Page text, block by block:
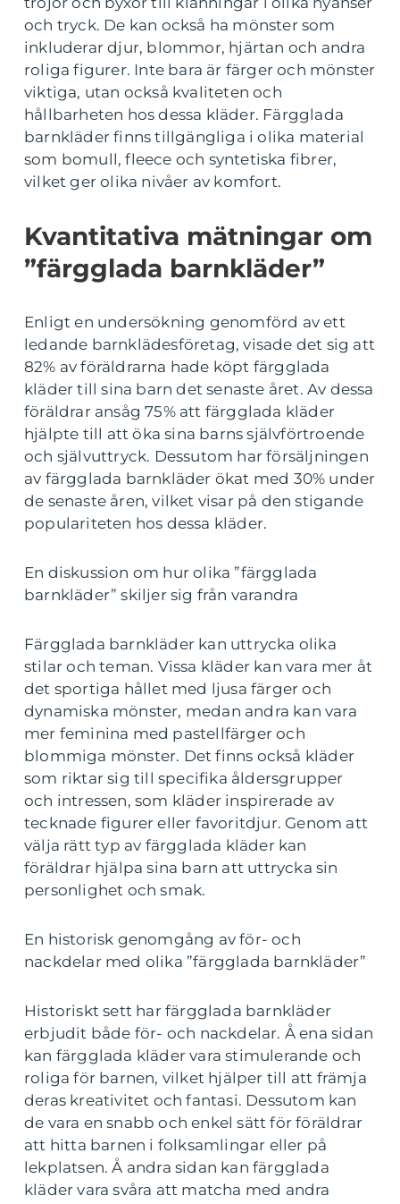
och tryck. De kan också ha mönster som
inkluderar djur, blommor, hjärtan och andra
roliga figurer. Inte bara är färger och mönster
viktiga, utan också kvaliteten och
hållbarheten hos dessa kläder. Färgglada
barnkläder finns tillgängliga i olika material
som bomull, fleece och syntetiska fibrer,
vilket ger olika nivåer av komfort.
Kvantitativa mätningar om
”färgglada barnkläder”
Enligt en undersökning genomförd av ett
ledande barnklädesföretag, visade det sig att
82% av föräldrarna hade köpt färgglada
kläder till sina barn det senaste året. Av dessa
föräldrar ansåg 75% att färgglada kläder
hjälpte till att öka sina barns självförtroende
och självuttryck. Dessutom har försäljningen
av färgglada barnkläder ökat med 30% under
de senaste åren, vilket visar på den stigande
populariteten hos dessa kläder.
En diskussion om hur olika ”färgglada
barnkläder” skiljer sig från varandra
Färgglada barnkläder kan uttrycka olika
stilar och teman. Vissa kläder kan vara mer åt
det sportiga hållet med ljusa färger och
dynamiska mönster, medan andra kan vara
mer feminina med pastellfärger och
blommiga mönster. Det finns också kläder
som riktar sig till specifika åldersgrupper
och intressen, som kläder inspirerade av
tecknade figurer eller favoritdjur. Genom att
välja rätt typ av färgglada kläder kan
föräldrar hjälpa sina barn att uttrycka sin
personlighet och smak.
En historisk genomgång av för- och
nackdelar med olika ”färgglada barnkläder”
Historiskt sett har färgglada barnkläder
erbjudit både för- och nackdelar. Å ena sidan
kan färgglada kläder vara stimulerande och
roliga för barnen, vilket hjälper till att främja
deras kreativitet och fantasi. Dessutom kan
de vara en snabb och enkel sätt för föräldrar
att hitta barnen i folksamlingar eller på
lekplatsen. Å andra sidan kan färgglada
kläder vara svåra att matcha med andra